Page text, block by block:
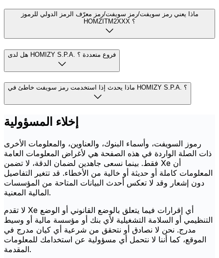
ماذا يعني رمز سويفت/رمز سويفت/رمز معرّف الرمز الدولي للرموز
HOMZITM2XXX ؟
هل لدى HOMIZY S.P.A. فروع متعددة ؟
ماذا يحدث إذا استخدمت رمز سويفت خاطئ في HOMIZY S.P.A. ؟
إخلاء المسؤولية
رموز السويفت، وأسماء البنوك، والعناوين، والمعلومات الأخرى
ذات الصلة الواردة في هذه الصفحة هي لأغراض المعلومات العامة
فقط. بينما نسعى جاهدين لضمان الدقة، لا تضمن Xe أن
المعلومات كاملة أو حديثة أو خالية من الأخطاء. قد تتغير التفاصيل
دون إشعار وقد لا تعكس أحدث البيانات المتاحة من المؤسسات
المالية المعنية.
لا تقدم Xe أي إقرارات فيما يتعلق بالوضع القانوني أو الوضع
التنظيمي أو السلامة التشغيلية لأي بنك أو مؤسسة مالية أو وسيط
مدرج. نحن لا نصادق أو نتحقق من شرعية أي كيان مدرج في
الموقع، كما أننا لا نتحمل أي مسؤولية عن استخدامك للمعلومات
المقدمة.